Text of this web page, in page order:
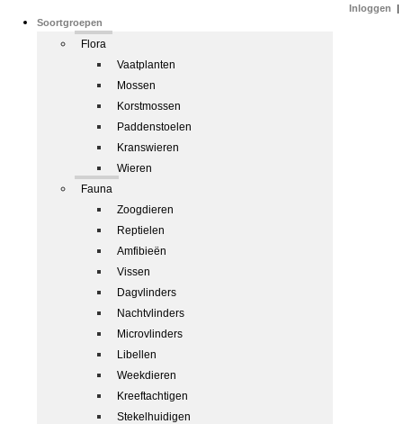
Soortgroepen
Flora
Vaatplanten
Mossen
Korstmossen
Paddenstoelen
Kranswieren
Wieren
Fauna
Zoogdieren
Reptielen
Amfibieën
Vissen
Dagvlinders
Nachtvlinders
Microvlinders
Libellen
Weekdieren
Kreeftachtigen
Stekelhuidigen
Inloggen |